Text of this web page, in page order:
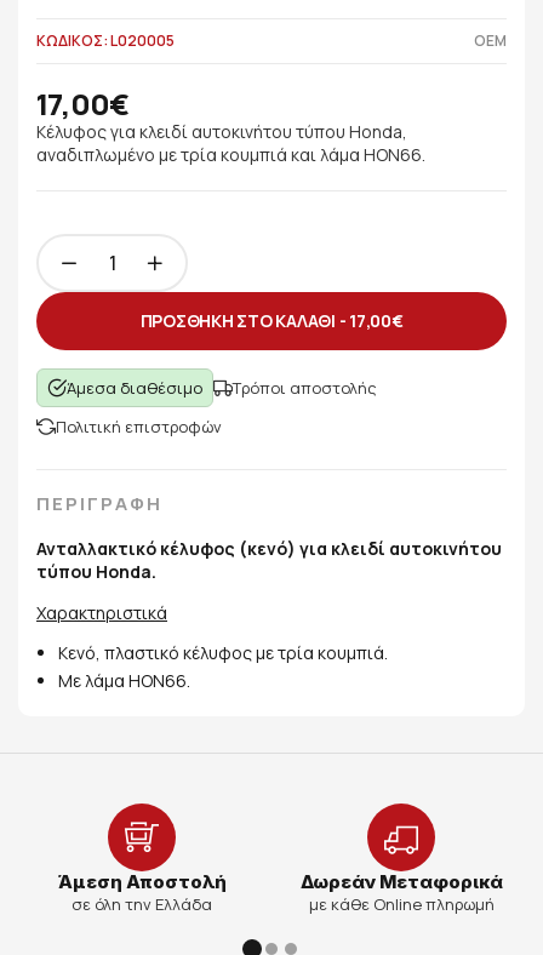
ΚΩΔΙΚΟΣ: L020005 OEM
17,00€
Κέλυφος για κλειδί αυτοκινήτου τύπου Honda,
αναδιπλωμένο με τρία κουμπιά και λάμα HON66.
ΠΡΟΣΘΗΚΗ ΣΤΟ ΚΑΛΑΘΙ - 17,00€
Άμεσα διαθέσιμο
Τρόποι αποστολής
Πολιτική επιστροφών
ΠΕΡΙΓΡΑΦΗ
Ανταλλακτικό κέλυφος (κενό) για κλειδί αυτοκινήτου
τύπου Honda.
Χαρακτηριστικά
Κενό, πλαστικό κέλυφος με τρία κουμπιά.
Με λάμα HON66.
Άμεση Αποστολή
σε όλη την Ελλάδα
Δωρεάν Μεταφορικά
με κάθε Online πληρωμή